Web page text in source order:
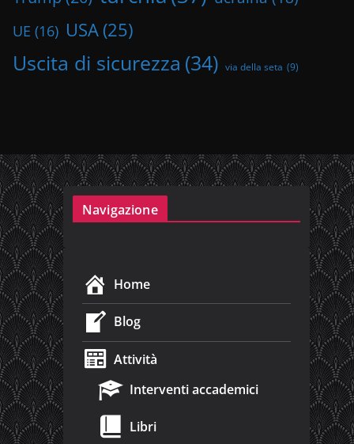
UE (16) USA (25)
Uscita di sicurezza (34) via della seta (9)
Navigazione
Home
Blog
Attività
Interventi accademici
Libri